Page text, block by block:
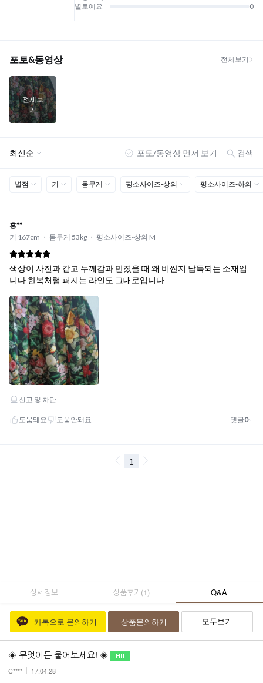
상세정보 상품후기(1) Q&A
카톡으로 문의하기 상품문의하기 모두보기
◈ 무엇이든 물어보세요! ◈
C**** 17.04.28